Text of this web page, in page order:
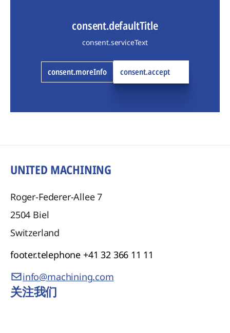
consent.defaultTitle
consent.serviceText
consent.moreInfo consent.accept
UNITED MACHINING
Roger-Federer-Allee 7
2504 Biel
Switzerland
footer.telephone +41 32 366 11 11
info@machining.com
关注我们